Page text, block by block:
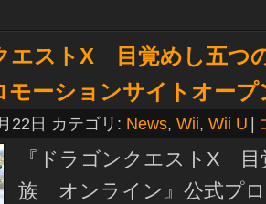
エストX 目覚めし五
モーションサイトオープ
22日 カテゴリ: News, Wii, Wii U
『ドラゴンクエストX 目
族 オンライン』公式プ